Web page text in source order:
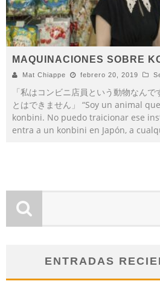
MAQUINACIONES SOBRE
Mat Chiappe febrero 20, 2019
「私はコンビニ店員という動物なん
とはできません」 “Soy un animal
konbini. No puedo traicionar ese
entra a un konbini en Japón, a
ENTRADAS